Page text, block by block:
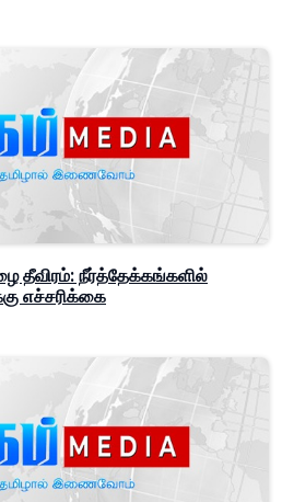
தீவிரம்: நீர்த்தேக்கங்களில்
எச்சரிக்கை